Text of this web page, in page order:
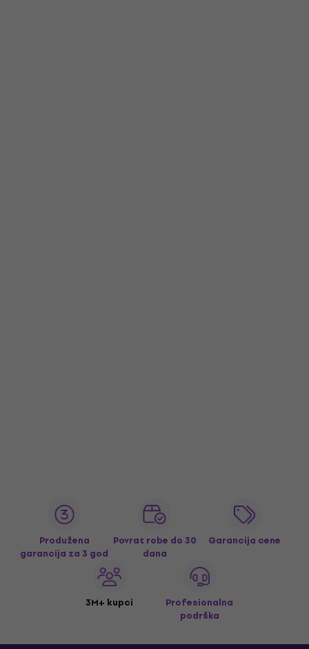
Produžena
garancija za 3 god
Povrat robe do 30
dana
Garancija cene
3M+ kupci
Profesionalna
podrška